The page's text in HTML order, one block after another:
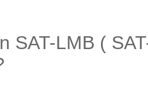
SAT-LMB (